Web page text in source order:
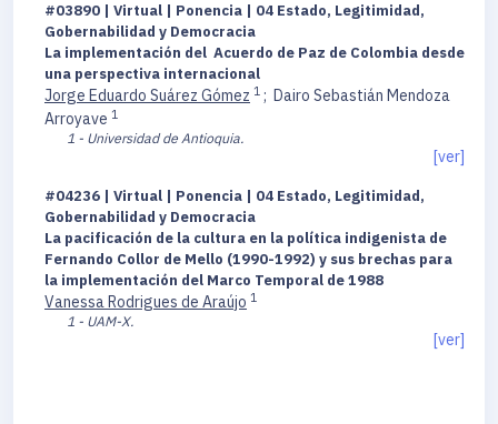
#03890 | Virtual | Ponencia | 04 Estado, Legitimidad,
Gobernabilidad y Democracia
La implementación del Acuerdo de Paz de Colombia desde
una perspectiva internacional
Jorge Eduardo Suárez Gómez 1 ; Dairo Sebastián Mendoza
Arroyave 1
1 - Universidad de Antioquia.
[ver]
#04236 | Virtual | Ponencia | 04 Estado, Legitimidad,
Gobernabilidad y Democracia
La pacificación de la cultura en la política indigenista de
Fernando Collor de Mello (1990-1992) y sus brechas para
la implementación del Marco Temporal de 1988
Vanessa Rodrigues de Araújo 1
1 - UAM-X.
[ver]